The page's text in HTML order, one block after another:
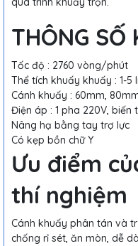
THÔNG SỐ
Tốc độ : 2760 vòng/phút
Thể tích khuấy khuấy : 1-5
Cánh khuấy : 60mm,
Điện áp : 1 pha 220V, biến
Nâng hạ bằng tay trợ lực
Có kẹp bồn chữ Y
Ưu điểm
thí nghiệm
Cánh khuấy phân tán và
chống rỉ sét, ăn mòn, dễ